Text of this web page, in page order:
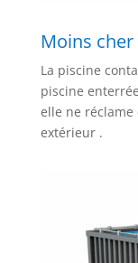
Moins cher
La piscine
piscine
elle ne réclame
extérieur .